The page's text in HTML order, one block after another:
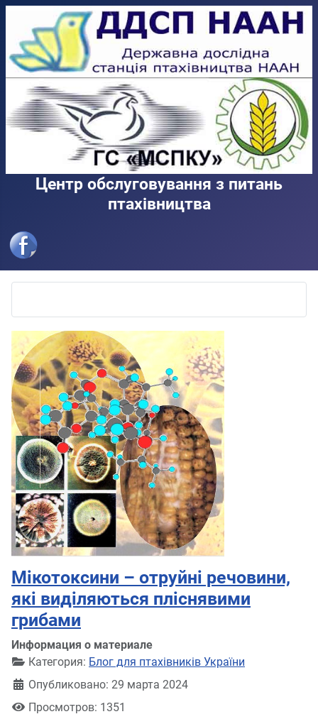
Центр обслуговування з питань
птахівництва
Мікотоксини – отруйні речовини,
які виділяються пліснявими
грибами
Информация о материале
Категория: Блог для птахівників України
Опубликовано: 29 марта 2024
Просмотров: 1351